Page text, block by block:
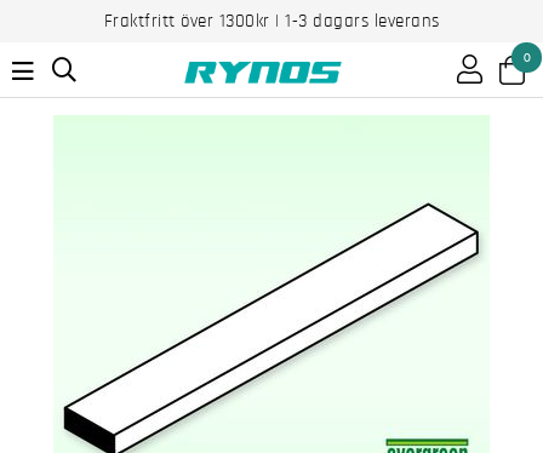
Fraktfritt över 1300kr | 1-3 dagars leverans
0